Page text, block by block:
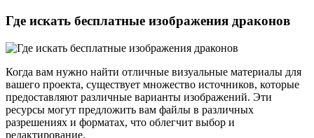
Где искать бесплатные изображения драконов
Когда вам нужно найти отличные визуальные материалы для
вашего проекта, существует множество источников, которые
предоставляют различные варианты изображений. Эти
ресурсы могут предложить вам файлы в различных
разрешениях и форматах, что облегчит выбор и
редактирование.